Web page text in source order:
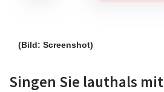
(Bild: Screenshot)
Singen Sie lauthals mit